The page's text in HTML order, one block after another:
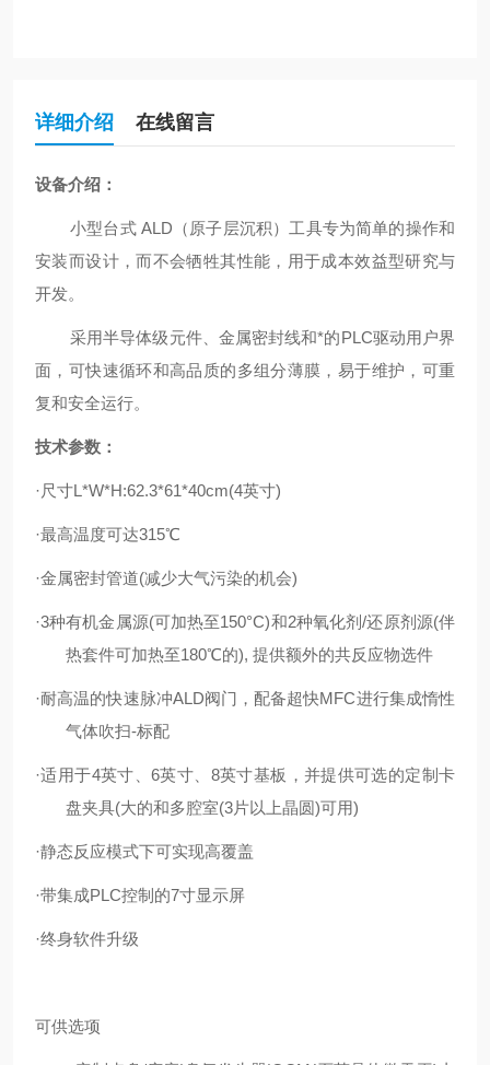
详细介绍 在线留言
设备介绍：
小型台式ALD（原子层沉积）工具专为简单的操作和
安装而设计，而不会牺牲其性能 ，用于成本效益型研究与
开发。
采用半导体级元件、金属密封线和*的PLC驱动用户界
面，可快速循环和高品质的多组分薄膜，易于维护 ， 可重
复和安全运行。
技术参数：
·尺寸L*W*H:62.3*61*40cm(4英寸)
·最高温度可达315℃
·金属密封管道(减少大气污染的机会)
·3种有机金属源(可加热至150°C)和2种氧化剂/还原剂源(伴
热套件可加热至180℃的), 提供额外的共反应物选件
·耐高温的快速脉冲ALD阀门，配备超快MFC进行集成惰性
气体吹扫-标配
·适用于4英寸、6英寸、8英寸基板，并提供可选的定制卡
盘夹具(大的和多腔室(3片以 上晶圆)可用)
·静态反应模式下可实现高覆盖
·带集成PL C控制 的7寸显示屏
·终身软件升级
可供选项